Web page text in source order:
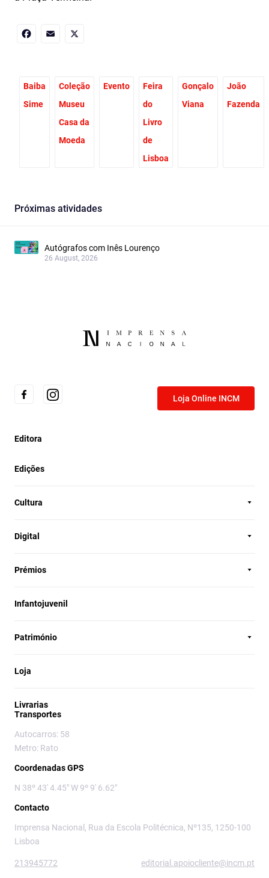
Baiba
Sime
Coleção
Museu
Casa da
Moeda
Evento
Feira
do
Livro
de
Lisboa
Gonçalo
Viana
João
Fazenda
Próximas atividades
Autógrafos com Inês Lourenço
26 August, 2026
Loja Online INCM
Editora
Edições
Cultura
Digital
Prémios
Infantojuvenil
Património
Loja
Livrarias
Transportes
Autocarros: 58
Metro: Rato
Coordenadas GPS
N 38º 43' 4.45" W 9º 9' 6.62"
Contacto
Imprensa Nacional, Rua da Escola Politécnica, Nº135, 1250-100
Lisboa
213945772 editorial.apoiocliente@incm.pt